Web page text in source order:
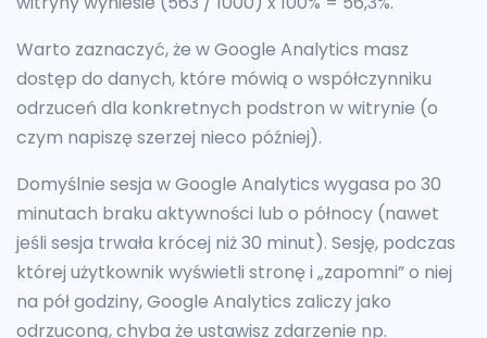
Warto zaznaczyć, że w Google Analytics masz
dostęp do danych, które mówią o współczynniku
odrzuceń dla konkretnych podstron w witrynie (o
czym napiszę szerzej nieco później).
Domyślnie sesja w Google Analytics wygasa po 30
minutach braku aktywności lub o północy (nawet
jeśli sesja trwała krócej niż 30 minut). Sesję, podczas
której użytkownik wyświetli stronę i „zapomni” o niej
na pół godziny, Google Analytics zaliczy jako
odrzuconą, chyba że ustawisz zdarzenie np.